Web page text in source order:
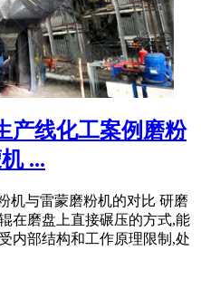
产线化工案例磨粉
...
机与雷蒙磨粉机的对比 研磨
在磨盘上直接碾压的方式,能
内部结构和工作原理限制,处